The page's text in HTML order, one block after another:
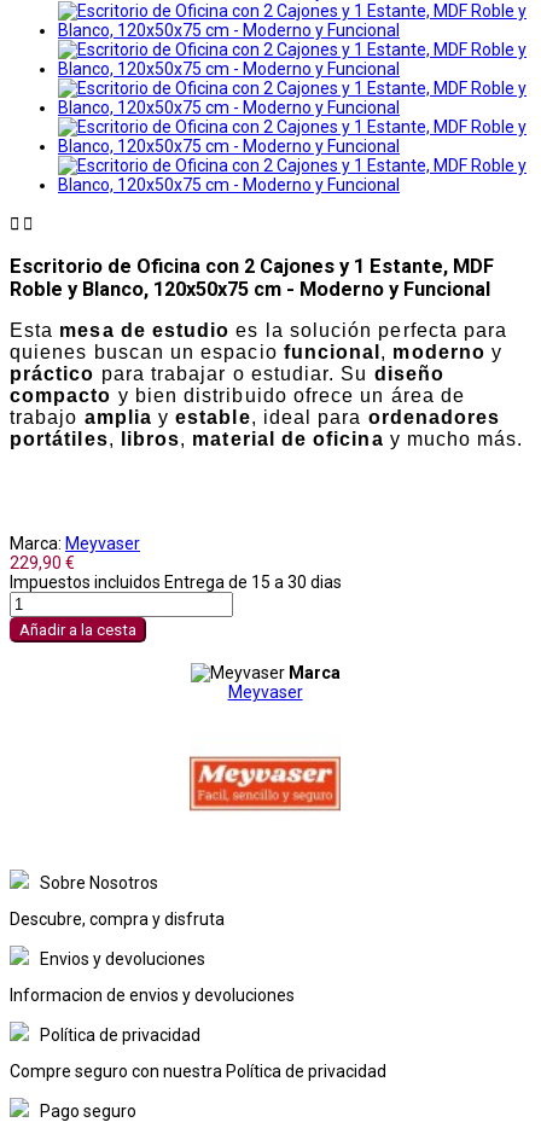
 
Escritorio de Oficina con 2 Cajones y 1 Estante, MDF
Roble y Blanco, 120x50x75 cm - Moderno y Funcional
Esta mesa de estudio es la solución perfecta para
quienes buscan un espacio funcional , moderno y
práctico para trabajar o estudiar. Su diseño
compacto y bien distribuido ofrece un área de
trabajo amplia yestable, ideal para ordenadores
portátiles, libros, material de oficina y mucho más.
Marca: Meyvaser
229,90 €
Impuestos incluidos Entrega de 15 a 30 dias
Añadir a la cesta
Marca
Meyvaser
Sobre Nosotros
Descubre, compra y disfruta
Envios y devoluciones
Informacion de envios y devoluciones
Política de privacidad
Compre seguro con nuestra Política de privacidad
Pago seguro